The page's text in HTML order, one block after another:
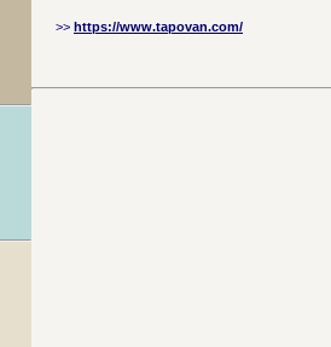
>> https://www.tapovan.com/